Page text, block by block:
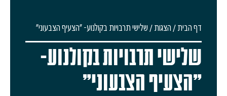
דף הבית/הצגות/שלישי תרבויות בקולנוע- "הצעיף הצבעוני"
שלישי תרבויות בקולנוע-
"הצעיף הצבעוני"